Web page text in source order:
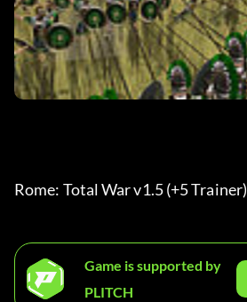
Rome: Total War v1.5 (+5 Trainer)
Game is supported by
PLITCH